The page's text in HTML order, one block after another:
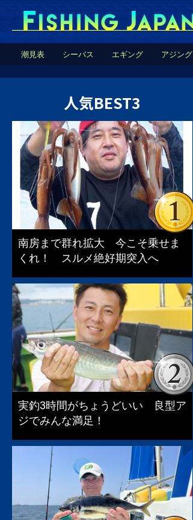
潮見表 シーバス エギング アジング
人気BEST3
南房まで群れ拡大 今こそ乗せま
くれ！ スルメ絶好期突入へ
実釣3時間がちょうどいい 良型ア
ジでみんな満足！